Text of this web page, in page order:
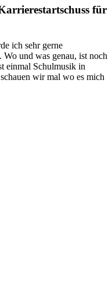
für
ich sehr gerne
und was genau, ist noch
einmal Schulmusik in
wir mal wo es mich